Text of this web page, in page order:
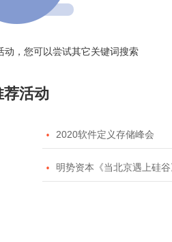
动，您可以尝试其它关键词搜索
荐活动
 2020软件定义存储峰会
 明势资本《当北京遇上硅谷》系列